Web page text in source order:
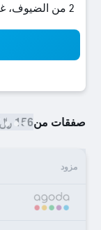
2 من الضيوف، غرفة واحدة
صفقات من156 ﷼
مزود